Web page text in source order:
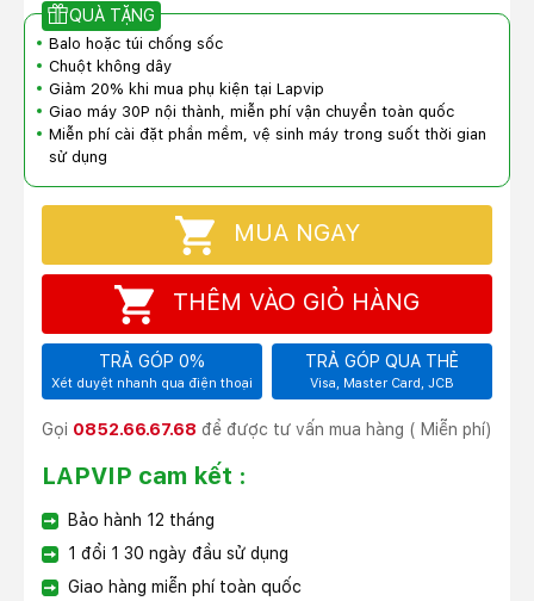
QUÀ TẶNG
Balo hoặc túi chống sốc
Chuột không dây
Giảm 20% khi mua phụ kiện tại Lapvip
Giao máy 30P nội thành, miễn phí vận chuyển toàn quốc
Miễn phí cài đặt phần mềm, vệ sinh máy trong suốt thời gian
sử dụng
MUA NGAY
THÊM VÀO GIỎ HÀNG
TRẢ GÓP 0%
Xét duyệt nhanh qua điện thoại
TRẢ GÓP QUA THẺ
Visa, Master Card, JCB
Gọi 0852.66.67.68 để được tư vấn mua hàng ( Miễn phí)
LAPVIP cam kết :
Bảo hành 12 tháng
1 đổi 1 30 ngày đầu sử dụng
Giao hàng miễn phí toàn quốc